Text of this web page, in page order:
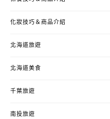
化妝技巧＆商品介紹
北海道旅遊
北海道美食
千葉旅遊
南投旅遊